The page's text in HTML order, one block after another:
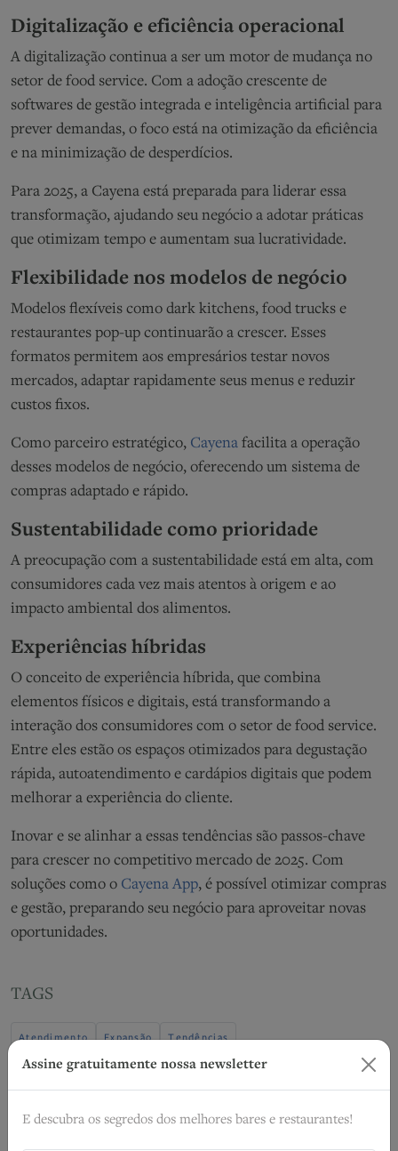
Digitalização e eficiência operacional
A digitalização continua a ser um motor de mudança no
setor de food service. Com a adoção crescente de
softwares de gestão integrada e inteligência artificial para
prever demandas, o foco está na otimização da eficiência
e na minimização de desperdícios.
Para 2025, a Cayena está preparada para liderar essa
transformação, ajudando seu negócio a adotar práticas
que otimizam tempo e aumentam sua lucratividade.
Flexibilidade nos modelos de negócio
Modelos flexíveis como dark kitchens, food trucks e
restaurantes pop-up continuarão a crescer. Esses
formatos permitem aos empresários testar novos
mercados, adaptar rapidamente seus menus e reduzir
custos fixos.
Como parceiro estratégico, Cayena facilita a operação
desses modelos de negócio, oferecendo um sistema de
compras adaptado e rápido.
Sustentabilidade como prioridade
A preocupação com a sustentabilidade está em alta, com
consumidores cada vez mais atentos à origem e ao
impacto ambiental dos alimentos.
Experiências híbridas
O conceito de experiência híbrida, que combina
elementos físicos e digitais, está transformando a
interação dos consumidores com o setor de food service.
Entre eles estão os espaços otimizados para degustação
rápida, autoatendimento e cardápios digitais que podem
melhorar a experiência do cliente.
Inovar e se alinhar a essas tendências são passos-chave
para crescer no competitivo mercado de 2025. Com
soluções como o Cayena App, é possível otimizar compras
e gestão, preparando seu negócio para aproveitar novas
oportunidades.
TAGS
Atendimento Expansão Tendências
RELACIONADOS
Assine gratuitamente nossa newsletter
E descubra os segredos dos melhores bares e restaurantes!